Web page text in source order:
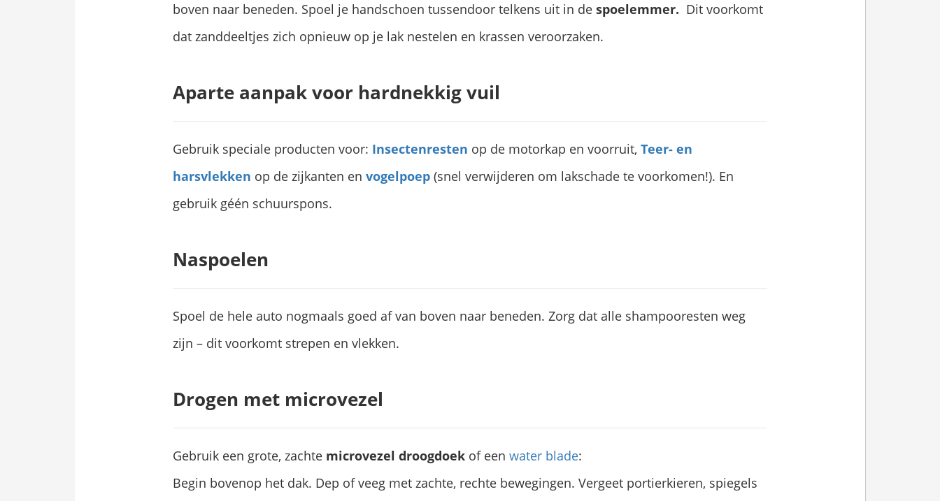
boven naar beneden. Spoel je handschoen tussendoor telkens uit in de spoelemmer. Dit voorkomt
dat zanddeeltjes zich opnieuw op je lak nestelen en krassen veroorzaken.
Aparte aanpak voor hardnekkig vuil
Gebruik speciale producten voor: Insectenresten op de motorkap en voorruit, Teer- en
harsvlekken op de zijkanten en vogelpoep (snel verwijderen om lakschade te voorkomen!). En
gebruik géén schuurspons.
Naspoelen
Spoel de hele auto nogmaals goed af van boven naar beneden. Zorg dat alle shampooresten weg
zijn – dit voorkomt strepen en vlekken.
Drogen met microvezel
Gebruik een grote, zachte microvezel droogdoek of een water blade:
Begin bovenop het dak. Dep of veeg met zachte, rechte bewegingen. Vergeet portierkieren, spiegels